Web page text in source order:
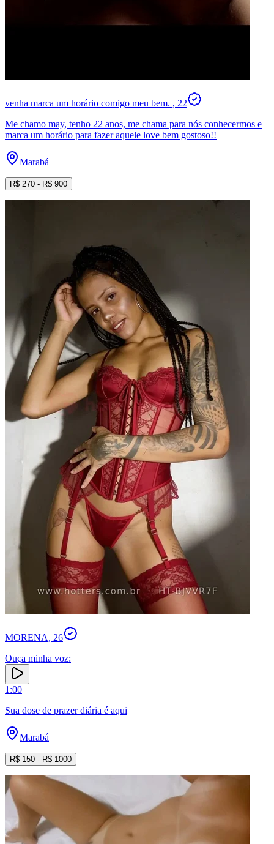
venha marca um horário comigo meu bem. , 22
Me chamo may, tenho 22 anos, me chama para nós conhecermos e
marca um horário para fazer aquele love bem gostoso!!
Marabá
R$ 270 - R$ 900
MORENA, 26
Ouça minha voz:
1 :00
Sua dose de prazer diária é aqui
Marabá
R$ 150 - R$ 1000